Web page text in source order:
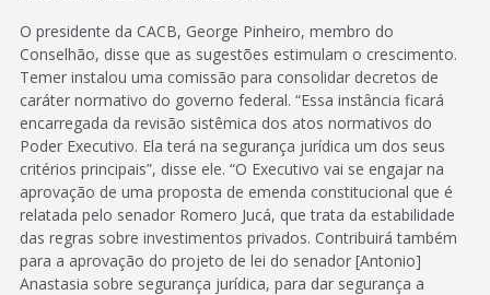
O presidente da CACB, George Pinheiro, membro do
Conselhão, disse que as sugestões estimulam o crescimento.
Temer instalou uma comissão para consolidar decretos de
caráter normativo do governo federal. “Essa instância ficará
encarregada da revisão sistêmica dos atos normativos do
Poder Executivo. Ela terá na segurança jurídica um dos seus
critérios principais”, disse ele. “O Executivo vai se engajar na
aprovação de uma proposta de emenda constitucional que é
relatada pelo senador Romero Jucá, que trata da estabilidade
das regras sobre investimentos privados. Contribuirá também
para a aprovação do projeto de lei do senador [Antonio]
Anastasia sobre segurança jurídica, para dar segurança a